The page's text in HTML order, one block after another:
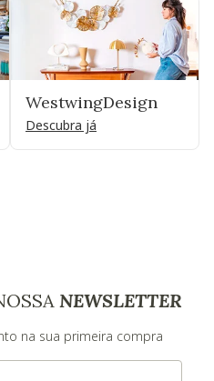
WestwingDesign
Descubra já
NEWSLETTER
na sua primeira compra